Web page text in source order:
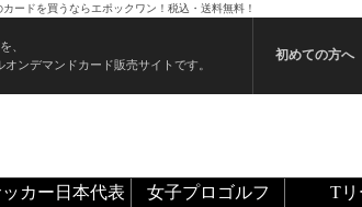
ードを買うならエポックワン！税込・送料無料！
、
ンデマンドカード販売サイトです。
初めての方へ
カー日本代表 女子プロゴルフ Tリ